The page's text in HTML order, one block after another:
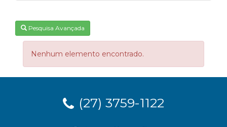
Pesquisa Avançada
Nenhum elemento encontrado.
(27) 3759-1122